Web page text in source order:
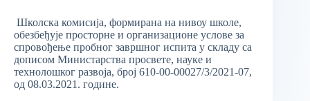
Школска комисија, формирана на нивоу школе,
обезбеђује просторне и организационе услове за
спровођење пробног завршног испита у складу са
дописом Министарства просвете, науке и
технолошког развоја, број 610-00-00027/3/2021-07,
од 08.03.2021. године.